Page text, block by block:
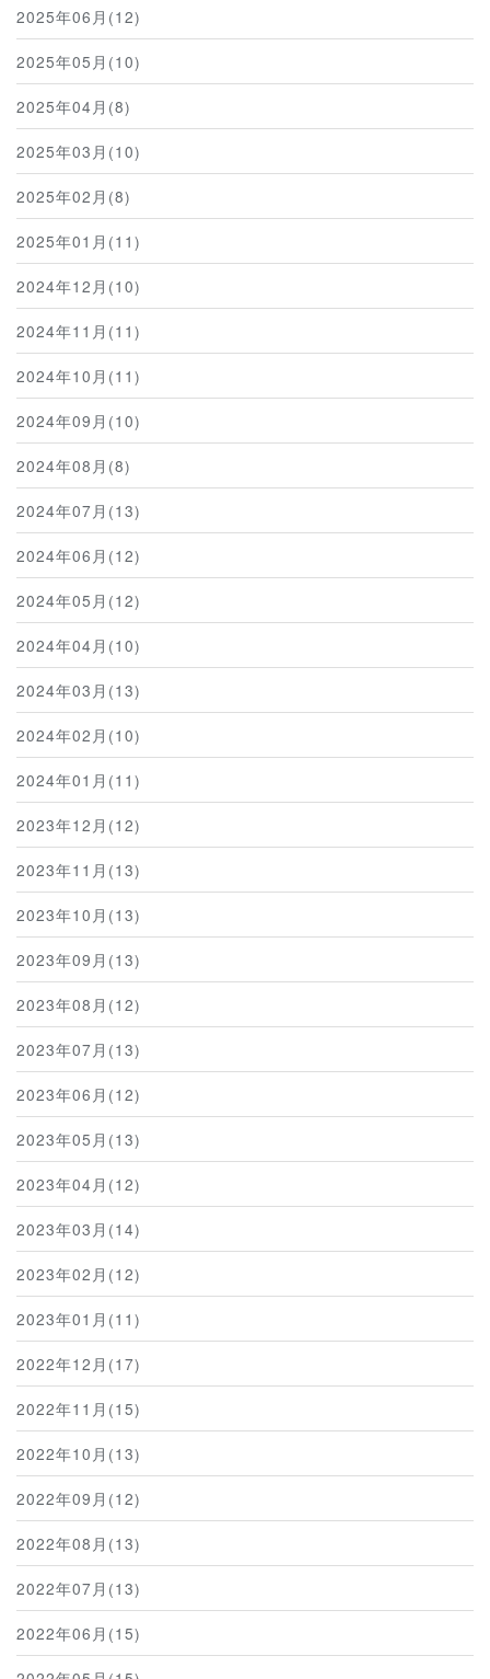
2025年06月(12)
2025年05月(10)
2025年04月(8)
2025年03月(10)
2025年02月(8)
2025年01月(11)
2024年12月(10)
2024年11月(11)
2024年10月(11)
2024年09月(10)
2024年08月(8)
2024年07月(13)
2024年06月(12)
2024年05月(12)
2024年04月(10)
2024年03月(13)
2024年02月(10)
2024年01月(11)
2023年12月(12)
2023年11月(13)
2023年10月(13)
2023年09月(13)
2023年08月(12)
2023年07月(13)
2023年06月(12)
2023年05月(13)
2023年04月(12)
2023年03月(14)
2023年02月(12)
2023年01月(11)
2022年12月(17)
2022年11月(15)
2022年10月(13)
2022年09月(12)
2022年08月(13)
2022年07月(13)
2022年06月(15)